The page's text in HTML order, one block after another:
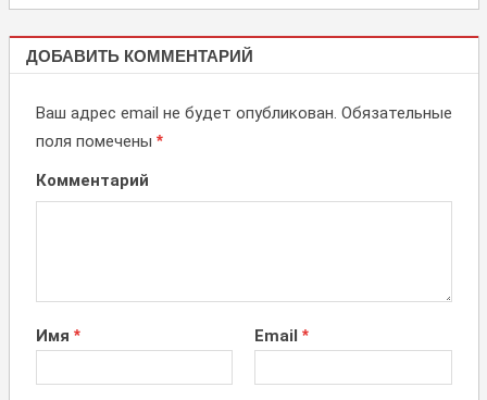
НОВОСТИ,
АКЦИИ
ДОБАВИТЬ КОММЕНТАРИЙ
Ваш адрес email не будет опубликован. Обязательные
поля помечены *
Комментарий
Имя * Email *